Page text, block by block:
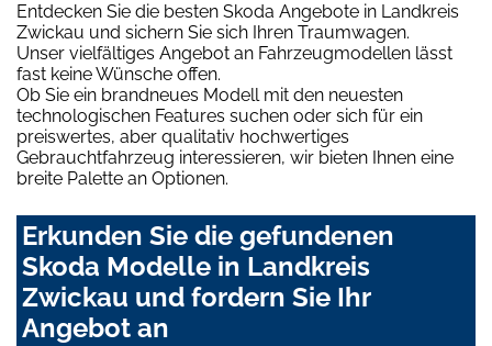
Entdecken Sie die besten Skoda Angebote in Landkreis
Zwickau und sichern Sie sich Ihren Traumwagen.
Unser vielfältiges Angebot an Fahrzeugmodellen lässt
fast keine Wünsche offen.
Ob Sie ein brandneues Modell mit den neuesten
technologischen Features suchen oder sich für ein
preiswertes, aber qualitativ hochwertiges
Gebrauchtfahrzeug interessieren, wir bieten Ihnen eine
breite Palette an Optionen.
Erkunden Sie die gefundenen
Skoda Modelle in Landkreis
Zwickau und fordern Sie Ihr
Angebot an